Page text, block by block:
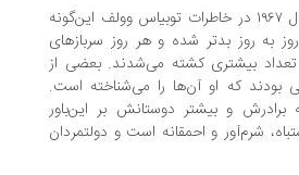
اواخر سال ۱۹۶۶ و اوایل سال ۱۹۶۷ در خاطرات توبیاس وولف این‌گونه
بدتر شده و هر روز سربازهای
بیشتری کشته می‌شدند. بعضی از
که او آن‌ها را می‌شناخته است.
و بیشتر دوستانش بر این‌باور
و احمقانه است و دولتمردان